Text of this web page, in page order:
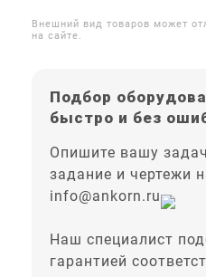
Внешний вид товаров может
на сайте.
Подбор
быстро и без
Опишите вашу
задание и чертежи
info@ankorn.ru
Наш специалист
гарантией